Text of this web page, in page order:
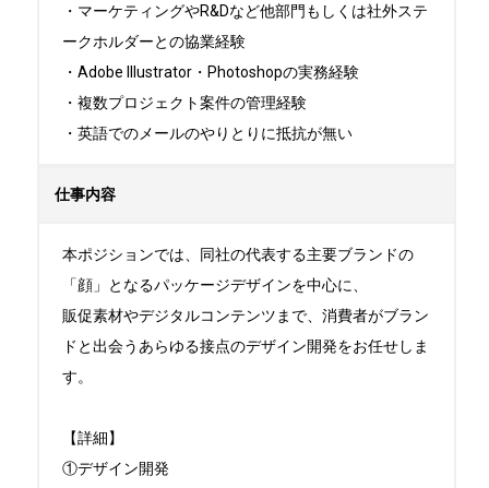
・マーケティングやR&Dなど他部門もしくは社外ステ
ークホルダーとの協業経験
・Adobe Illustrator・Photoshopの実務経験
・複数プロジェクト案件の管理経験
・英語でのメールのやりとりに抵抗が無い
仕事内容
本ポジションでは、同社の代表する主要ブランドの
「顔」となるパッケージデザインを中心に、
販促素材やデジタルコンテンツまで、消費者がブラン
ドと出会うあらゆる接点のデザイン開発をお任せしま
す。
【詳細】
①デザイン開発